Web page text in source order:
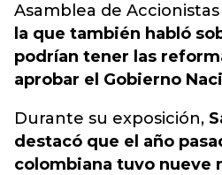
Asamblea de
la que también habló
podrían tener las
aprobar el Gobierno
Durante su exposición,
destacó que el año
colombiana tuvo nueve